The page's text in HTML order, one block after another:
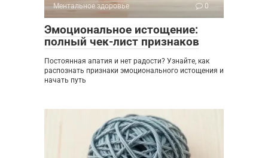
Ментальное здоровье 0
Эмоциональное истощение:
полный чек-лист признаков
Постоянная апатия и нет радости? Узнайте, как
распознать признаки эмоционального истощения и
начать путь